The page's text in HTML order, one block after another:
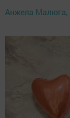
Анжела Малюга,